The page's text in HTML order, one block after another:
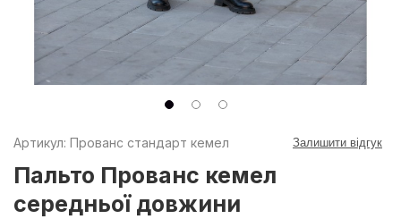
Артикул: Прованс стандарт кемел Залишити відгук
Пальто Прованс кемел
середньої довжини